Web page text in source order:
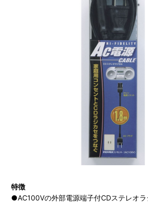
特徴
●AC100Vの外部電源端子付CDステレオ